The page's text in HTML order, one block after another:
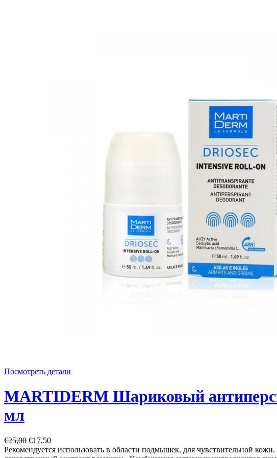
Посмотреть детали
MARTIDERM Шариковый
мл
€25,00 €17,50
Рекомендуется использовать в области подмышек, для чувствительной